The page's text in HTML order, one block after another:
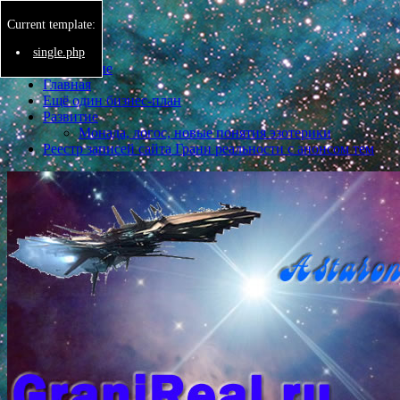
Бессмертие
Главная
Ещё один бизнес-план
Развитие
Монада, логос, новые понятия эзотерики
Реестр записей сайта Грани реальности с анонсом тем
Current template:
single.php